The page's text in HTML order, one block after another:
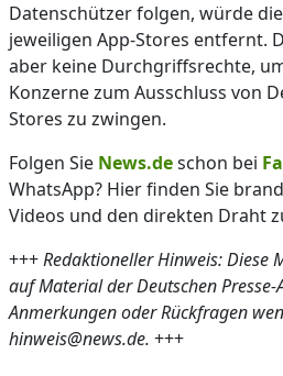
Datenschützer folgen, würde
jeweiligen App-Stores entfernt.
aber keine Durchgriffsrechte,
Konzerne zum Ausschluss von
Stores zu zwingen.
Folgen Sie News.deschon bei
WhatsApp? Hier finden Sie
Videos und den direkten Draht
+++Redaktioneller Hinweis: Diese
auf Material der Deutschen
Anmerkungen oder Rückfragen
hinweis@news.de. +++